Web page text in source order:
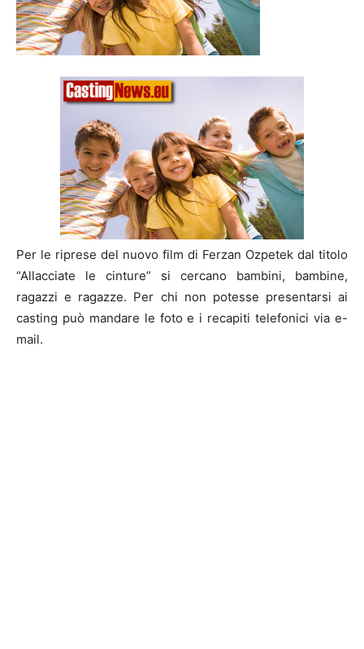
Per le riprese del nuovo film di Ferzan Ozpetek dal titolo
“Allacciate le cinture” si cercano bambini, bambine,
ragazzi e ragazze. Per chi non potesse presentarsi ai
casting può mandare le foto e i recapiti telefonici via e-
mail.